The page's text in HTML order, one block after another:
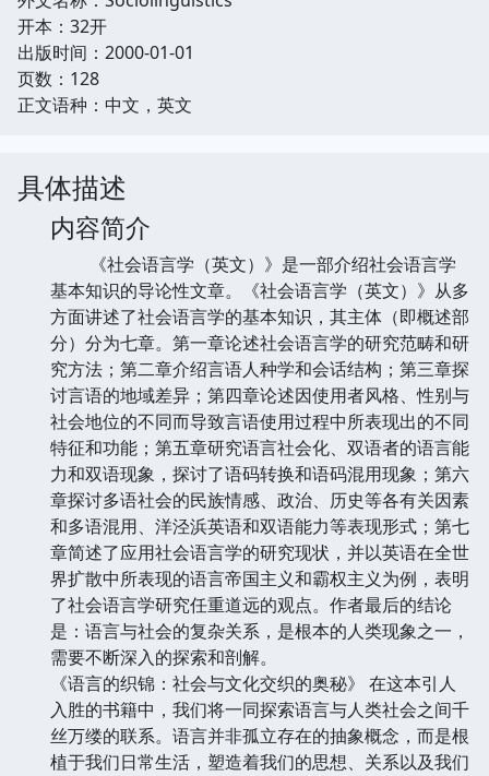
开本：32开
出版时间：2000-01-01
页数：128
正文语种：中文，英文
具体描述
内容简介
《社会语言学（英文）》是一部介绍社会语言学
基本知识的导论性文章。《社会语言学（英文）》从多
方面讲述了社会语言学的基本知识，其主体（即概述部
分）分为七章。第一章论述社会语言学的研究范畴和研
究方法；第二章介绍言语人种学和会话结构；第三章探
讨言语的地域差异；第四章论述因使用者风格、性别与
社会地位的不同而导致言语使用过程中所表现出的不同
特征和功能；第五章研究语言社会化、双语者的语言能
力和双语现象，探讨了语码转换和语码混用现象；第六
章探讨多语社会的民族情感、政治、历史等各有关因素
和多语混用、洋泾浜英语和双语能力等表现形式；第七
章简述了应用社会语言学的研究现状，并以英语在全世
界扩散中所表现的语言帝国主义和霸权主义为例，表明
了社会语言学研究任重道远的观点。作者最后的结论
是：语言与社会的复杂关系，是根本的人类现象之一，
需要不断深入的探索和剖解。
《语言的织锦：社会与文化交织的奥秘》 在这本引人
入胜的书籍中，我们将一同探索语言与人类社会之间千
丝万缕的联系。语言并非孤立存在的抽象概念，而是根
植于我们日常生活，塑造着我们的思想、关系以及我们